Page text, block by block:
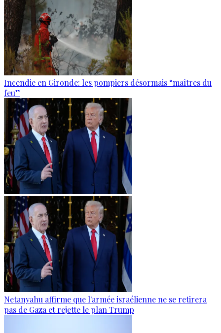
Incendie en Gironde: les pompiers désormais “maîtres du
feu”
Netanyahu affirme que l'armée israélienne ne se retirera
pas de Gaza et rejette le plan Trump